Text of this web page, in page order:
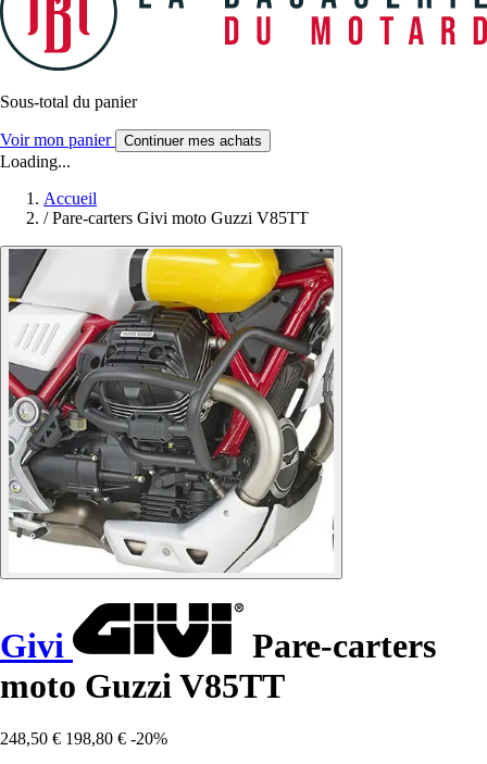
Sous-total du panier
Voir mon panier Continuer mes achats
Loading...
Accueil
/ Pare-carters Givi moto Guzzi V85TT
Givi
Pare-carters
moto Guzzi V85TT
248,50 € 198,80 € -20%